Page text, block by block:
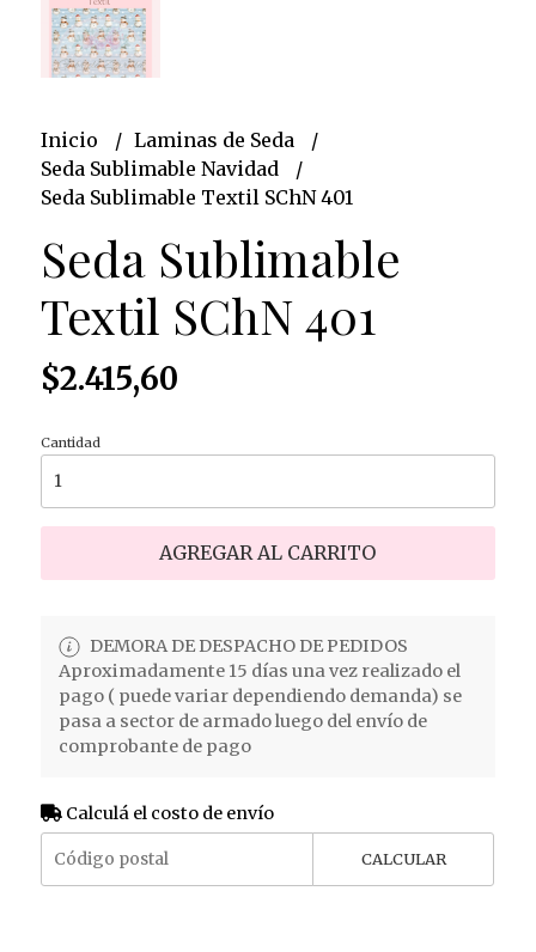
Inicio
Laminas de Seda
Seda Sublimable Navidad
Seda Sublimable Textil SChN 401
Seda Sublimable
Textil SChN 401
$2.415,60
Cantidad
AGREGAR AL CARRITO
DEMORA DE DESPACHO DE PEDIDOS
Aproximadamente 15 días una vez realizado el
pago ( puede variar dependiendo demanda) se
pasa a sector de armado luego del envío de
comprobante de pago
Calculá el costo de envío
CALCULAR